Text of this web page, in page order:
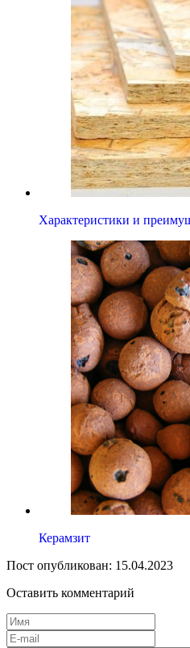
Характеристики и
Керамзит
Пост опубликован: 15.04.2023
Оставить комментарий